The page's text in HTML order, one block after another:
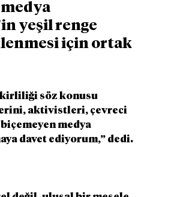
yeşil renge
için ortak
kirliliği söz konusu
aktivistleri, çevreci
medya
davet ediyorum,” dedi.